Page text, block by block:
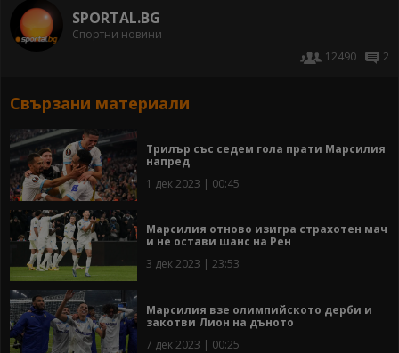
SPORTAL.BG
Спортни новини
12490
2
Свързани материали
Трилър със седем гола прати Марсилия
напред
1 дек 2023 | 00:45
Марсилия отново изигра страхотен мач
и не остави шанс на Рен
3 дек 2023 | 23:53
Марсилия взе олимпийското дерби и
закотви Лион на дъното
7 дек 2023 | 00:25